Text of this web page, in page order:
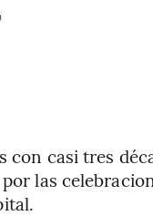
con casi tres
las